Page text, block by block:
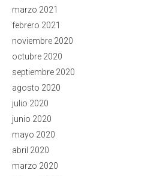
marzo 2021
febrero 2021
noviembre 2020
octubre 2020
septiembre 2020
agosto 2020
julio 2020
junio 2020
mayo 2020
abril 2020
marzo 2020